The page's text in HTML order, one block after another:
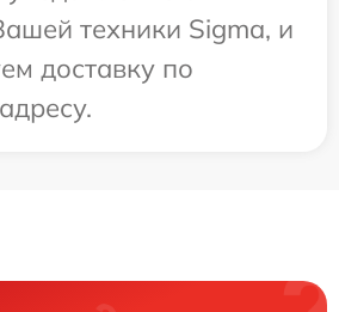
техники Sigma, и
доставку по